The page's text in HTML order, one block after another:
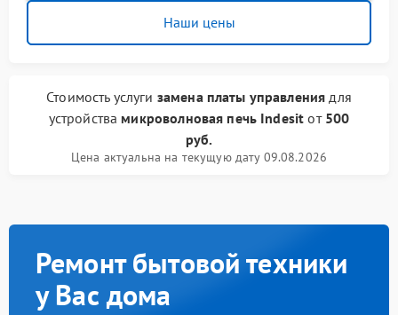
Наши цены
Стоимость услуги замена платы управления для
устройства микроволновая печь Indesit от 500
руб.
Цена актуальна на текущую дату 09.08.2026
Ремонт бытовой техники
у Вас дома